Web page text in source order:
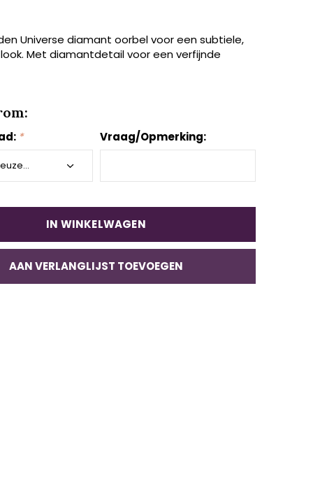
Universe diamant oorbel voor een subtiele,
Met diamantdetail voor een verfijnde
* Vraag/Opmerking:
IN WINKELWAGEN
AAN VERLANGLIJST TOEVOEGEN